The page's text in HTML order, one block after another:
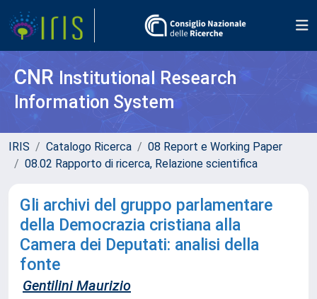
CNR Institutional Research
Information System
IRIS Catalogo Ricerca
08 Report e Working Paper
08.02 Rapporto di ricerca, Relazione scientifica
Gli archivi del gruppo parlamentare
della Democrazia cristiana alla
Camera dei Deputati: analisi della
fonte
Gentilini Maurizio